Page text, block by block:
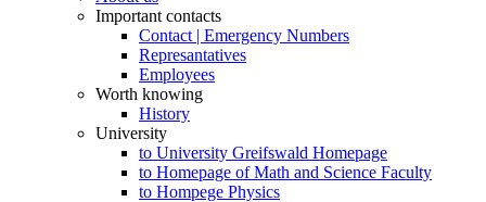
Important contacts
Contact | Emergency Numbers
Represantatives
Employees
Worth knowing
History
University
to University Greifswald Homepage
to Homepage of Math and Science Faculty
to Hompege Physics